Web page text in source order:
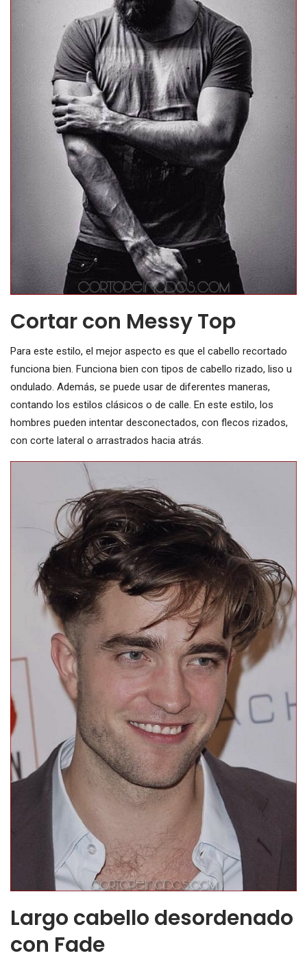
Cortar con Messy Top
Para este estilo, el mejor aspecto es que el cabello recortado
funciona bien. Funciona bien con tipos de cabello rizado, liso u
ondulado. Además, se puede usar de diferentes maneras,
contando los estilos clásicos o de calle. En este estilo, los
hombres pueden intentar desconectados, con flecos rizados,
con corte lateral o arrastrados hacia atrás.
Largo cabello desordenado
con Fade